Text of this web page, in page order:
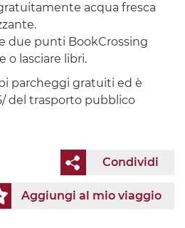
acqua fresca
due punti BookCrossing
o lasciare libri.
parcheggi gratuiti ed è
del trasporto pubblico
Condividi
Aggiungi al mio viaggio